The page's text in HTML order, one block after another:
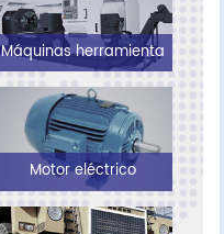
Máquinas herramienta
Motor eléctrico